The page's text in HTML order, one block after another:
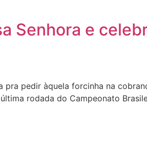
Senhora e
pedir àquela forcinha na
rodada do Campeonato